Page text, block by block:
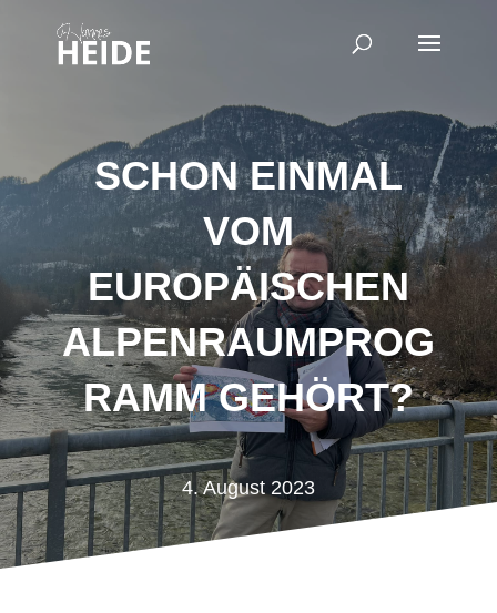
SCHON EINMAL
VOM
EUROPÄISCHEN
ALPENRAUMPROG
RAMM GEHÖRT?
4. August 2023